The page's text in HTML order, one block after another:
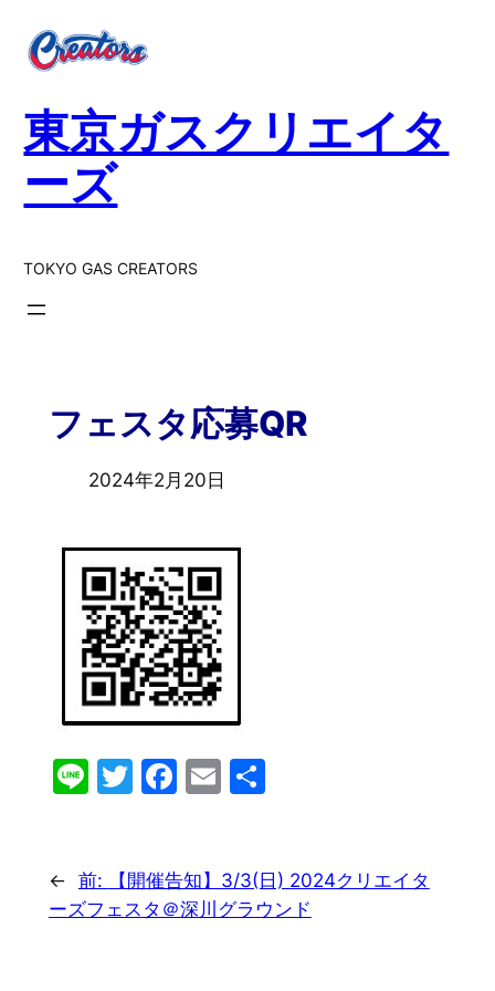
東京ガスクリエイタ
ーズ
TOKYO GAS CREATORS
フェスタ応募QR
2024年2月20日
LineTwitter
Facebook
Email
共
← 前:
【開催告知】3/3(日) 2024クリエイタ
ーズフェスタ＠深川グラウンド